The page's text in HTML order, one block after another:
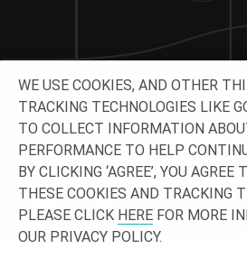
WE USE COOKIES, AND OTHER
TRACKING TECHNOLOGIES LIKE
TO COLLECT INFORMATION
PERFORMANCE TO HELP
BY CLICKING ‘AGREE’, YOU
THESE COOKIES AND TRACKING
PLEASE CLICK HERE FOR MORE
OUR PRIVACY POLICY.